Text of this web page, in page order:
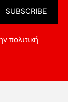
πολιτική